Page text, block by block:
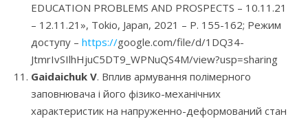
EDUCATION PROBLEMS AND PROSPECTS – 10.11.21
– 12.11.21», Tokio, Japan, 2021 – P. 155-162; Режим
доступу – https://google.com/file/d/1DQ34-
JtmrIvSIlhHjuC5DT9_WPNuQS4M/view?usp=sharing
Gaidaichuk V. Вплив армування полімерного
заповнювача і його фізико-механічних
характеристик на напруженно-деформований стан